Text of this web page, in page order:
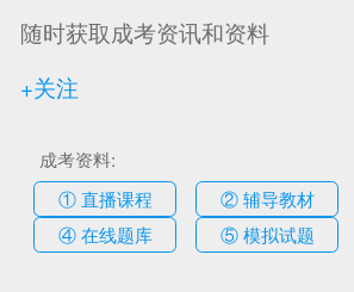
随时获取成考资讯和资料
+关注
成考资料:
① 直播课程
② 辅导教材
④ 在线题库
⑤ 模拟试题